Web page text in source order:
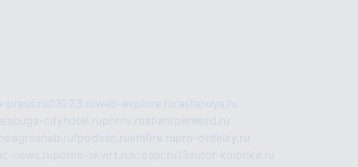
press.ru03223.ruweb-explore.ru rastenuya.ru
cityhotel.rupornv.ruatlantpereezd.ru
fpodaso.ruemfire.rupro-otdelky.ru
news.ruporno-skvirt.rukrospr.ru13autor-kolonka.ru